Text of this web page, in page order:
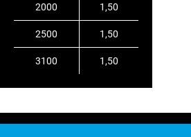
2000 1,50
2500 1,50
3100 1,50